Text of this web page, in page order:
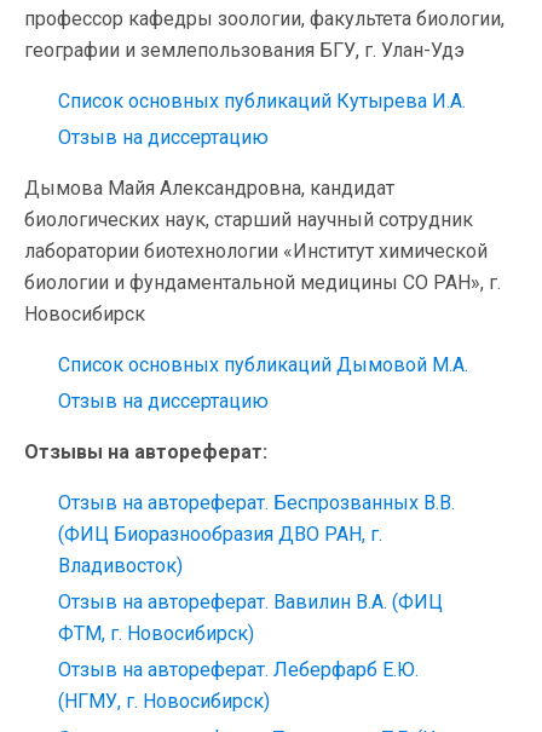
профессор кафедры зоологии, факультета биологии,
географии и землепользования БГУ, г. Улан-Удэ
Список основных публикаций Кутырева И.А.
Отзыв на диссертацию
Дымова Майя Александровна, кандидат
биологических наук, старший научный сотрудник
лаборатории биотехнологии «Институт химической
биологии и фундаментальной медицины СО РАН», г.
Новосибирск
Список основных публикаций Дымовой М.А.
Отзыв на диссертацию
Отзывы на автореферат:
Отзыв на автореферат. Беспрозванных В.В.
(ФИЦ Биоразнообразия ДВО РАН, г.
Владивосток)
Отзыв на автореферат. Вавилин В.А. (ФИЦ
ФТМ, г. Новосибирск)
Отзыв на автореферат. Леберфарб Е.Ю.
(НГМУ, г. Новосибирск)